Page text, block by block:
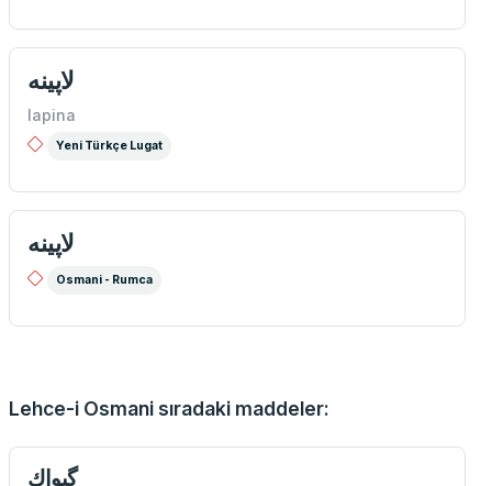
لاپینه
lapina
Yeni Türkçe Lugat
لاپينه
Osmani - Rumca
Lehce-i Osmani sıradaki maddeler:
گیواك